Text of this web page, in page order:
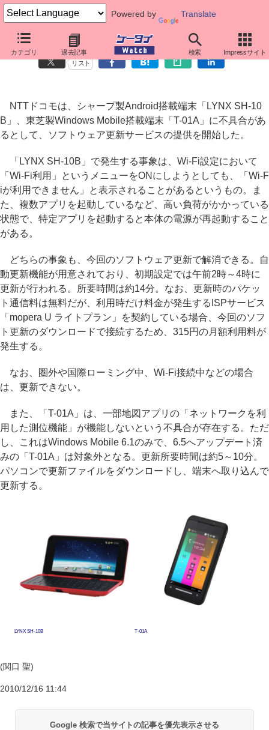
Powered by Translate
カテゴリ 過去記事 検索 Impressサイト
ドコモの「LYNX SH-10B」「T-01A」でソフト更新
リスト
NTTドコモは、シャープ製Android搭載端末「LYNX SH-10
B」、東芝製Windows Mobile搭載端末「T-01A」に不具合があ
るとして、ソフトウェア更新サービスの提供を開始した。
「LYNX SH-10B」で発生する事象は、Wi-Fi設定において
「Wi-Fi利用」というメニューをONにしようとしても、「Wi-F
iが利用できません」と表示されることがあるというもの。ま
た、複数アプリを起動しているなど、高い負荷がかかっている
状態で、特定アプリを起動すると本体の電源が再起動すること
がある。
どちらの事象も、今回のソフトウェア更新で解消できる。自
動更新機能が用意されており、初期設定では午前2時～4時に
更新が行われる。所要時間は約14分。なお、更新時のパケッ
ト通信料は無料だが、利用時だけ料金が発生するISPサービス
「mopera U ライトプラン」を契約している場合、今回のソフ
ト更新のダウンロードで接続するため、315円の月額利用料が
発生する。
なお、圏外や国際ローミング中、Wi-Fi接続中などの場合
は、更新できない。
また、「T-01A」は、一部地図アプリの「ネットワークを利
用した測位機能」が機能しないという不具合が存在する。ただ
し、これはWindows Mobile 6.1のみで、6.5へアップデート済
みの「T-01A」は対象外となる。更新所要時間は約5～10分。
パソコンで更新ファイルをダウンロードし、端末へ取り込んで
更新する。
LYNX SH-10B T-01A
(関口 聖)
2010/12/16 11:44
Google 検索で当サイトの記事を優先表示させる